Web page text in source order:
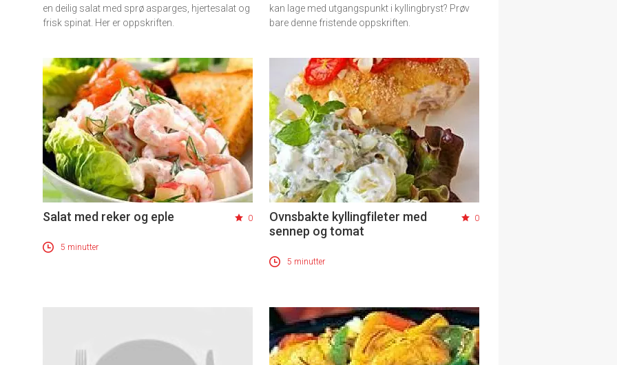
en deilig salat med sprø asparges, hjertesalat og
frisk spinat. Her er oppskriften.
kan lage med utgangspunkt i kyllingbryst? Prøv
bare denne fristende oppskriften.
Salat med reker og eple 0
5 minutter
Ovnsbakte kyllingfileter med
sennep og tomat
0
5 minutter